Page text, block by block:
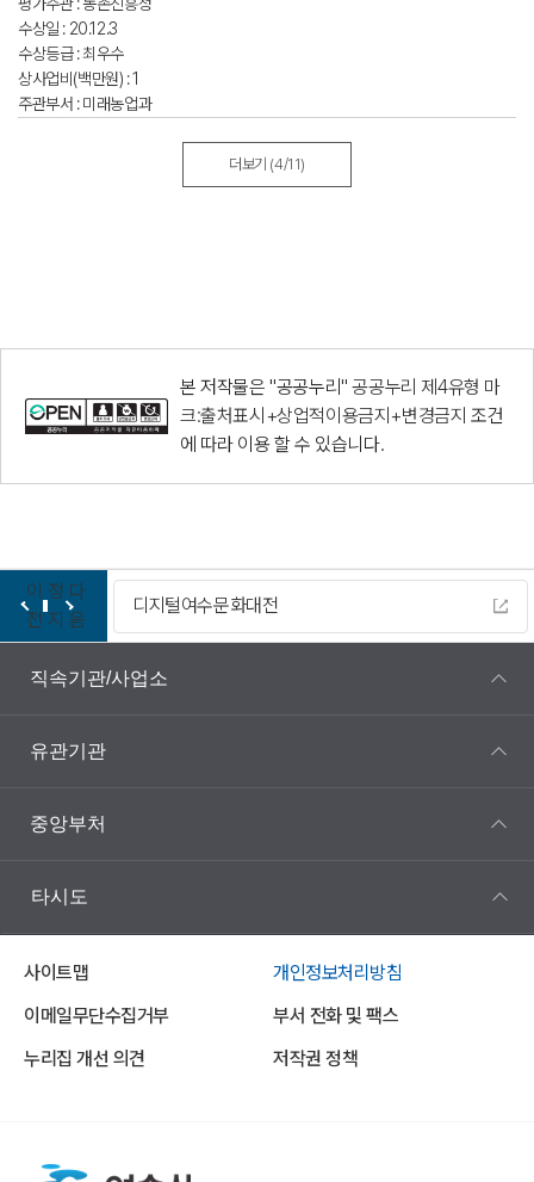
수상일 : 20.12.3
수상등급 : 최우수
상사업비(백만원) : 1
주관부서 : 미래농업과
더보기 (4/11)
본 저작물은 "공공누리"공공누리 제4유형 마
크:출처표시+상업적이용금지+변경금지 조건
에 따라 이용 할 수 있습니다.
이
전
정
지
다
음
디지털여수문화대전
직속기관/사업소
유관기관
중앙부처
타시도
사이트맵
개인정보처리방침
이메일무단수집거부
부서 전화 및 팩스
누리집 개선 의견
저작권 정책